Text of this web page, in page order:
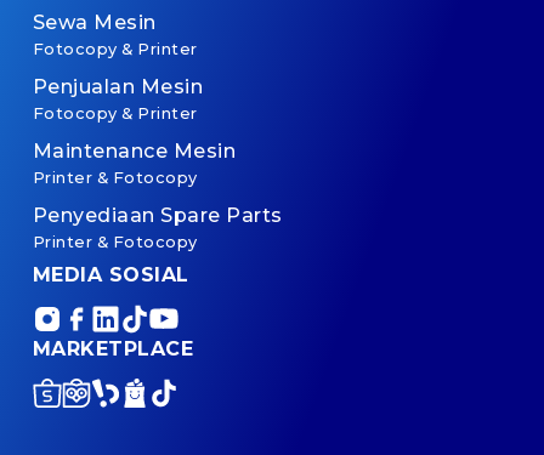
Sewa Mesin
Fotocopy & Printer
Penjualan Mesin
Fotocopy & Printer
Maintenance Mesin
Printer & Fotocopy
Penyediaan Spare Parts
Printer & Fotocopy
MEDIA SOSIAL
MARKETPLACE